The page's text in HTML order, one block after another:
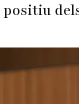
positiu